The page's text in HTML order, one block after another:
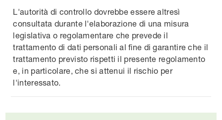
L'autorità di controllo dovrebbe essere altresì
consultata durante l'elaborazione di una misura
legislativa o regolamentare che prevede il
trattamento di dati personali al fine di garantire che il
trattamento previsto rispetti il presente regolamento
e, in particolare, che si attenui il rischio per
l'interessato.